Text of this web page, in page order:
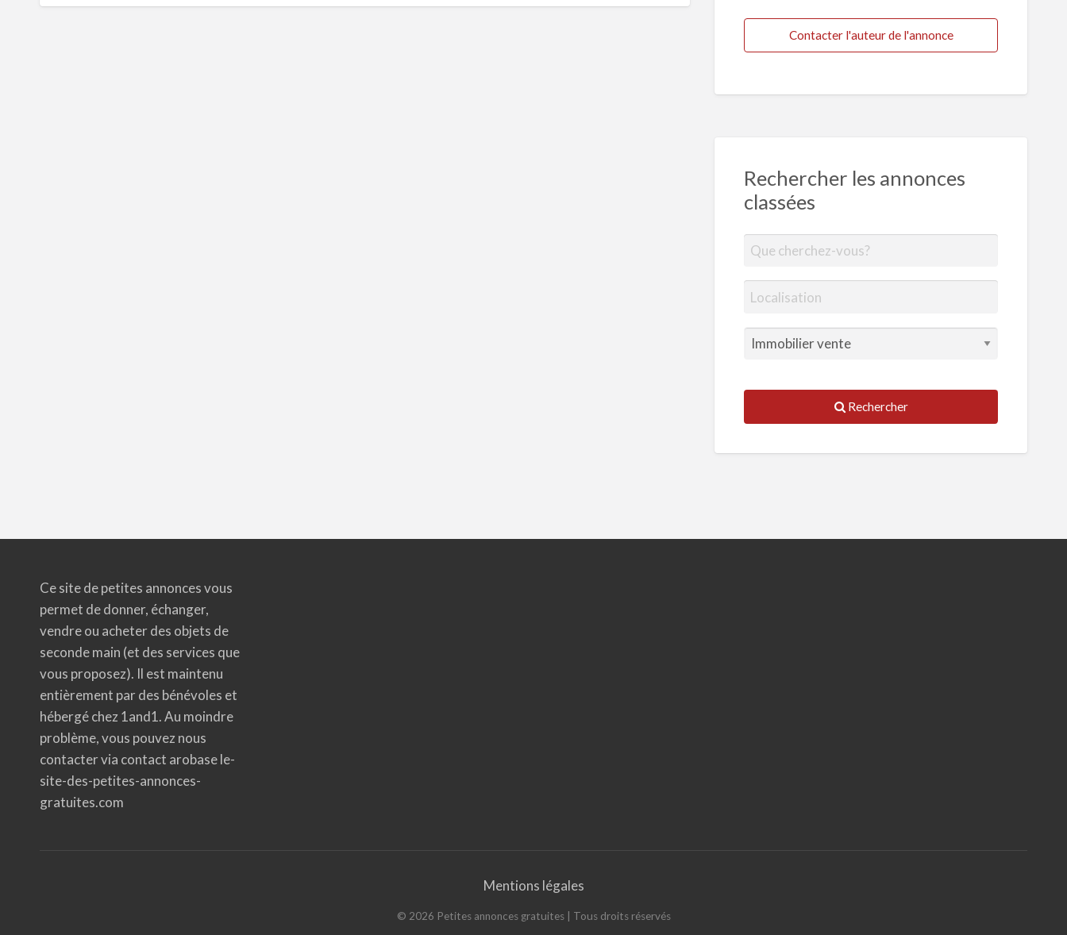
Contacter l'auteur de l'annonce
Rechercher les annonces
classées
Rechercher
Ce site de petites annonces vous
permet de donner, échanger,
vendre ou acheter des objets de
seconde main (et des services que
vous proposez). Il est maintenu
entièrement par des bénévoles et
hébergé chez 1and1. Au moindre
problème, vous pouvez nous
contacter via contact arobase le-
site-des-petites-annonces-
gratuites.com
Mentions légales
© 2026 Petites annonces gratuites| Tous droits réservés